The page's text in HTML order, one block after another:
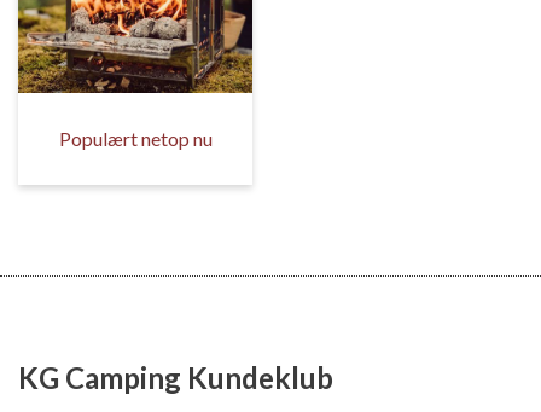
Populært netop nu
KG Camping Kundeklub